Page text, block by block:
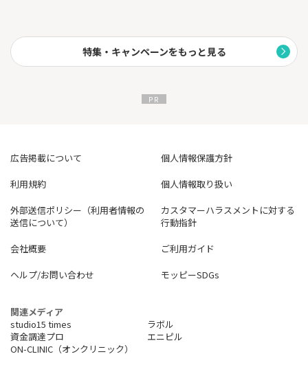
特集・キャンペーンをもっと見る
広告掲載について
個人情報保護方針
利用規約
個人情報取り扱い
外部送信ポリシー（利用者情報の
送信について）
カスタマーハラスメントに対する
行動指針
会社概要
ご利用ガイド
ヘルプ/お問い合わせ
モッピーSDGs
関連メディア
studio15 times
ラボル
資金調達プロ
エニピル
ON-CLINIC（オンクリニック）